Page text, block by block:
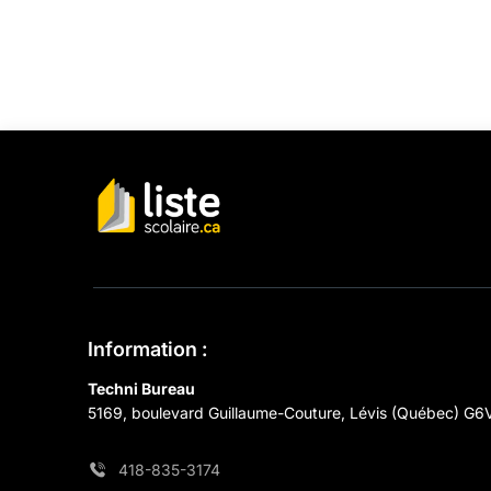
Information :
Techni Bureau
5169, boulevard Guillaume-Couture, Lévis (Québec)
418-835-3174